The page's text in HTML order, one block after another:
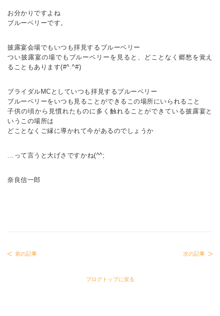
お分かりですよね
ブルーベリーです。
披露宴会場でもいつも拝見するブルーベリー
つい披露宴の場でもブルーベリーを見ると、どことなく郷愁を覚え
ることもあります(#^.^#)
ブライダルMCとしていつも拝見するブルーベリー
ブルーベリーをいつも見ることができるこの場所にいられること
子供の頃から見慣れたものに多く触れることができている披露宴と
いうこの場所は
どことなくご縁に導かれて今があるのでしょうか
...って言うと大げさですかね(^^;
奈良信一郎
前の記事
ブログトップに戻る
次の記事